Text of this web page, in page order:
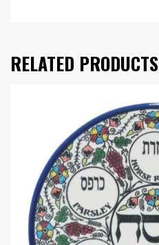
RELATED PRODUCTS